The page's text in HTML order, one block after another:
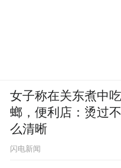
女子称在关东煮中
螂，便利店：烫过
么清晰
闪电新闻